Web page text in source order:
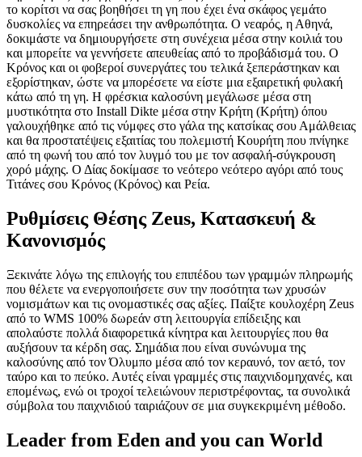
το κορίτσι να σας βοηθήσει τη γη που έχει ένα σκάφος γεμάτο
δυσκολίες να επηρεάσει την ανθρωπότητα. Ο νεαρός, η Αθηνά,
δοκιμάστε να δημιουργήσετε στη συνέχεια μέσα στην κοιλιά του
και μπορείτε να γεννήσετε απευθείας από το προβάδισμά του. Ο
Κρόνος και οι φοβεροί συνεργάτες του τελικά ξεπεράστηκαν και
εξορίστηκαν, ώστε να μπορέσετε να είστε μια εξαιρετική φυλακή
κάτω από τη γη. Η φρέσκια καλοσύνη μεγάλωσε μέσα στη
μυστικότητα στο Install Dikte μέσα στην Κρήτη (Κρήτη) όπου
γαλουχήθηκε από τις νύμφες στο γάλα της κατσίκας σου Αμάλθειας
και θα προστατέψεις εξαιτίας του πολεμιστή Κουρήτη που πνίγηκε
από τη φωνή του από τον λυγμό του με τον ασφαλή-σύγκρουση
χορό μάχης. Ο Δίας δοκίμασε το νεότερο νεότερο αγόρι από τους
Τιτάνες σου Κρόνος (Κρόνος) και Ρεία.
Ρυθμίσεις Θέσης Zeus, Κατασκευή &
Κανονισμός
Ξεκινάτε λόγω της επιλογής του επιπέδου των γραμμών πληρωμής
που θέλετε να ενεργοποιήσετε συν την ποσότητα των χρυσών
νομισμάτων και τις ονομαστικές σας αξίες. Παίξτε κουλοχέρη Zeus
από το WMS 100% δωρεάν στη λειτουργία επίδειξης και
απολαύστε πολλά διαφορετικά κίνητρα και λειτουργίες που θα
αυξήσουν τα κέρδη σας. Σημάδια που είναι συνώνυμα της
καλοσύνης από τον Όλυμπο μέσα από τον κεραυνό, τον αετό, τον
ταύρο και το πεύκο. Αυτές είναι γραμμές στις παιχνιδομηχανές, και
επομένως, ενώ οι τροχοί τελειώνουν περιστρέφοντας, τα συνολικά
σύμβολα του παιχνιδιού ταιριάζουν σε μια συγκεκριμένη μέθοδο.
Leader from Eden and you can World